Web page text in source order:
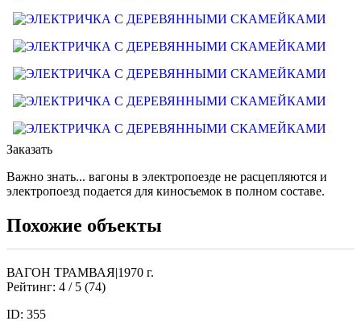
Заказать
Важно знать... вагоны в электропоезде не расцепляются и
электропоезд подается для киносъемок в полном составе.
Похожие объекты
ВАГОН ТРАМВАЯ|1970 г.
Рейтинг: 4 / 5 (74)
ID: 355